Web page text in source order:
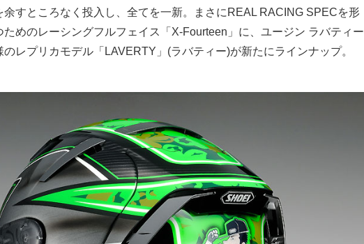
余すところなく投入し、全てを一新。まさにREAL RACING SPECを形
ためのレーシングフルフェイス「X-Fourteen」に、ユージン ラバティー
レプリカモデル「LAVERTY」(ラバティー)が新たにラインナップ。